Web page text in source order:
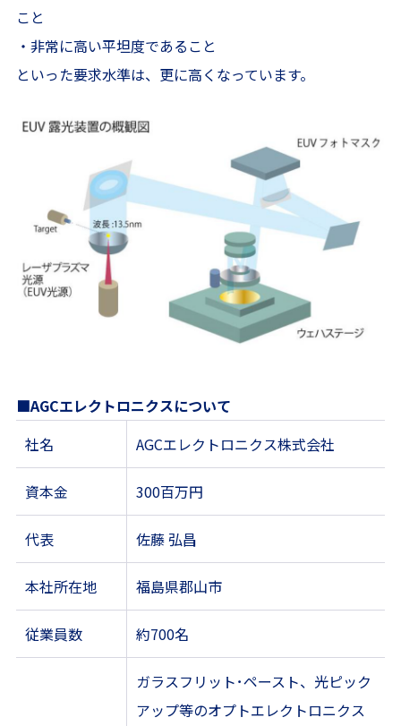
こと
・非常に高い平坦度であること
といった要求水準は、更に高くなっています。
■AGCエレクトロニクスについて
社名
AGCエレクトロニクス株式会社
資本金 300百万円
代表 佐藤 弘昌
本社所在地 福島県郡山市
従業員数 約700名
ガラスフリット･ペースト、光ピック
アップ等のオプトエレクトロニクス